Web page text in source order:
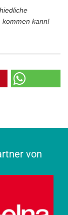
kommen kann!
von